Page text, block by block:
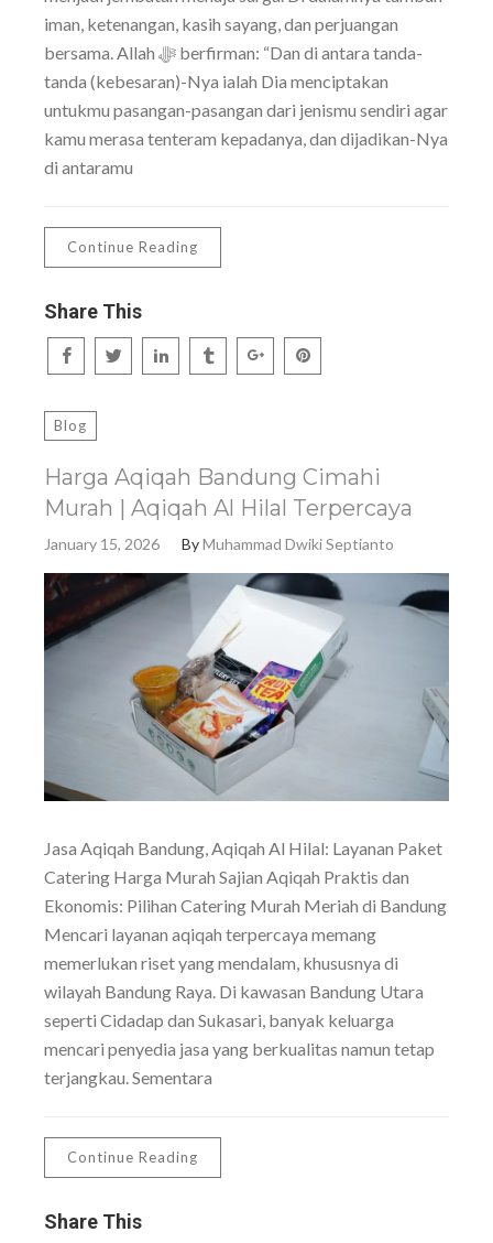
iman, ketenangan, kasih sayang, dan perjuangan
bersama. Allah ﷻ berfirman: “Dan di antara tanda-
tanda (kebesaran)-Nya ialah Dia menciptakan
untukmu pasangan-pasangan dari jenismu sendiri agar
kamu merasa tenteram kepadanya, dan dijadikan-Nya
di antaramu
Continue Reading
Share This
Blog
Harga Aqiqah Bandung Cimahi
Murah | Aqiqah Al Hilal Terpercaya
January 15, 2026 ByMuhammad Dwiki Septianto
Jasa Aqiqah Bandung, Aqiqah Al Hilal: Layanan Paket
Catering Harga Murah Sajian Aqiqah Praktis dan
Ekonomis: Pilihan Catering Murah Meriah di Bandung
Mencari layanan aqiqah terpercaya memang
memerlukan riset yang mendalam, khususnya di
wilayah Bandung Raya. Di kawasan Bandung Utara
seperti Cidadap dan Sukasari, banyak keluarga
mencari penyedia jasa yang berkualitas namun tetap
terjangkau. Sementara
Continue Reading
Share This